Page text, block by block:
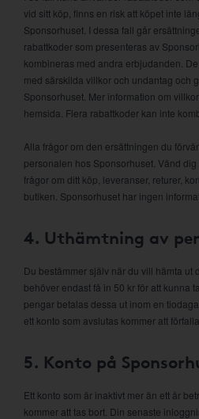
vid sitt köp, finns en risk att köpet inte
Sponsorhuset. I dessa fall går
rabattkoder som presenteras av
kombineras med andra erbjudanden.
med särskilda villkor och undantag och
Sponsorhuset. Mer information om
hemsida. Flera rabattkoder kan inte
Alla frågor om den ersättningen du
personalen hos Sponsorhuset. Vänd
frågor om ditt köp, leveranser, returer,
butiken. Sponsorhuset har ingen
4. Uthämtning av
Du bestämmer själv när du vill hämta ut
behöver endast få in 50 kr för att kunna
pengar betalas dessa ut inom en
ett konto som avslutas kommer att förfalla.
5. Konto på
Ett konto som är inaktivt mer än ett år
kommer att tas bort. Din senaste